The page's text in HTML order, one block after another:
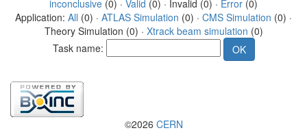
inconclusive (0) · Valid (0) · Invalid (0) · Error (0)
Application: All (0) · ATLAS Simulation (0) · CMS Simulation (0) ·
Theory Simulation (0) · Xtrack beam simulation (0)
Task name:
©2026 CERN